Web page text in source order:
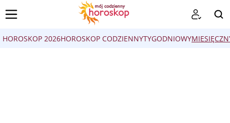
HOROSKOP 2026HOROSKOP CODZIENNYTYGODNIOWY